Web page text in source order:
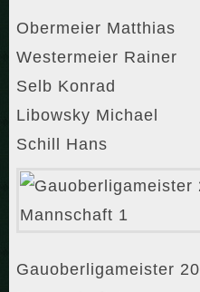
Obermeier Matthias
Westermeier Rainer
Selb Konrad
Libowsky Michael
Schill Hans
Gauoberligameister